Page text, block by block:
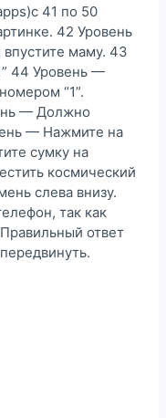
41 по 50
42 Уровень
маму. 43
44 Уровень —
“1”.
— Должно
— Нажмите на
сумку на
космический
слева внизу.
так как
ответ